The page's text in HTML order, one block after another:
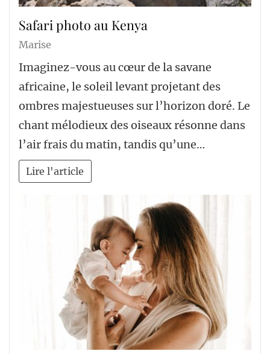
Safari photo au Kenya
Marise
Imaginez-vous au cœur de la savane
africaine, le soleil levant projetant des
ombres majestueuses sur l’horizon doré. Le
chant mélodieux des oiseaux résonne dans
l’air frais du matin, tandis qu’une…
Lire l'article